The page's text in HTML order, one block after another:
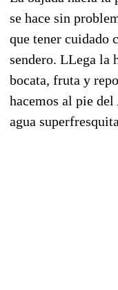
se hace sin
que tener cuidado
sendero. LLega la
bocata, fruta y
hacemos al pie
agua